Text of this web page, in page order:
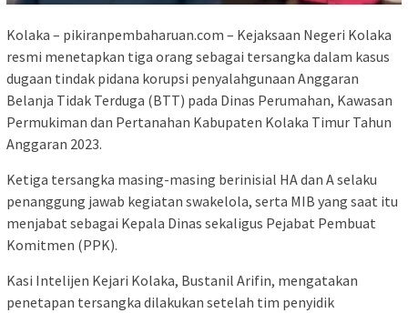
Kolaka – pikiranpembaharuan.com – Kejaksaan Negeri Kolaka
resmi menetapkan tiga orang sebagai tersangka dalam kasus
dugaan tindak pidana korupsi penyalahgunaan Anggaran
Belanja Tidak Terduga (BTT) pada Dinas Perumahan, Kawasan
Permukiman dan Pertanahan Kabupaten Kolaka Timur Tahun
Anggaran 2023.
Ketiga tersangka masing-masing berinisial HA dan A selaku
penanggung jawab kegiatan swakelola, serta MIB yang saat itu
menjabat sebagai Kepala Dinas sekaligus Pejabat Pembuat
Komitmen (PPK).
Kasi Intelijen Kejari Kolaka, Bustanil Arifin, mengatakan
penetapan tersangka dilakukan setelah tim penyidik